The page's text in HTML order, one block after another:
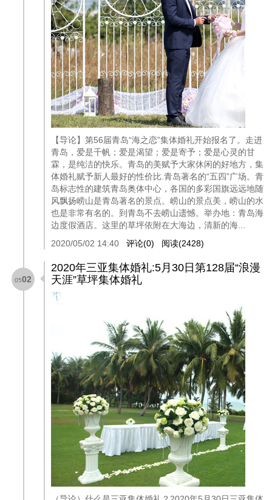
【导论】第56届青岛“海之恋”集体婚礼开始报名了。走进
青岛，爱是千帆；爱是渴望；爱是寄予；爱是心灵的甘
霖，是纯洁的快乐。青岛的美赋予大家休闲的好地方，集
体婚礼赋予新人最好的性价比.青岛著名的“五四”广场。青
岛标志性的建筑青岛奥体中心，各国的多彩国旗远远地随
风飘扬崂山是青岛著名的景点。崂山的景点美，崂山的水
也是非常有名的。到青岛不去崂山遗憾。举办地：青岛海
边度假酒店。这里的草坪依附在大海边，清新的海...
2020/05/02 14:40 评论(0) 阅读(2428)
0502
2020年三亚集体婚礼:5月30日第128届“浪漫
天涯”草坪集体婚礼